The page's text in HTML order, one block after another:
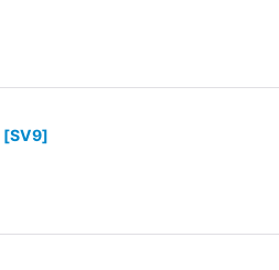
[SV9]